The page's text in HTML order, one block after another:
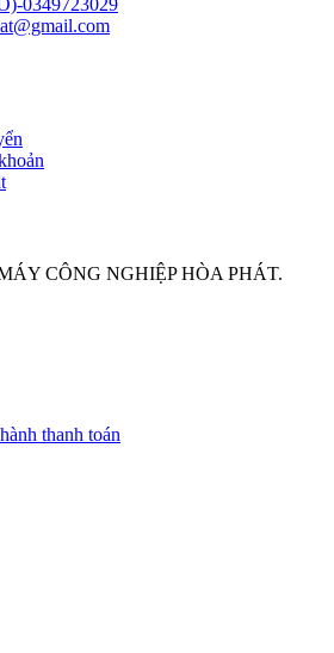
CÔNG NGHIỆP HÒA PHÁT.
thanh toán